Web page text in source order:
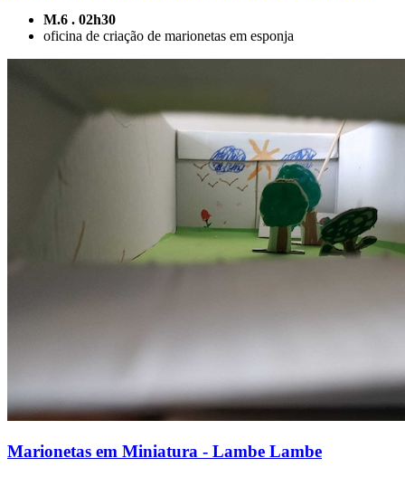
M.6 . 02h30
oficina de criação de marionetas em esponja
Marionetas em Miniatura - Lambe Lambe